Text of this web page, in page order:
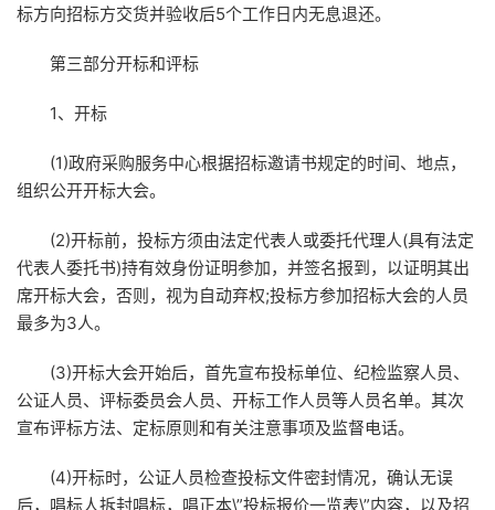
标方向招标方交货并验收后5个工作日内无息退还。
第三部分开标和评标
1、开标
(1)政府采购服务中心根据招标邀请书规定的时间、地点，
组织公开开标大会。
(2)开标前，投标方须由法定代表人或委托代理人(具有法定
代表人委托书)持有效身份证明参加，并签名报到，以证明其出
席开标大会，否则，视为自动弃权;投标方参加招标大会的人员
最多为3人。
(3)开标大会开始后，首先宣布投标单位、纪检监察人员、
公证人员、评标委员会人员、开标工作人员等人员名单。其次
宣布评标方法、定标原则和有关注意事项及监督电话。
(4)开标时，公证人员检查投标文件密封情况，确认无误
后，唱标人拆封唱标，唱正本\”投标报价一览表\”内容，以及招